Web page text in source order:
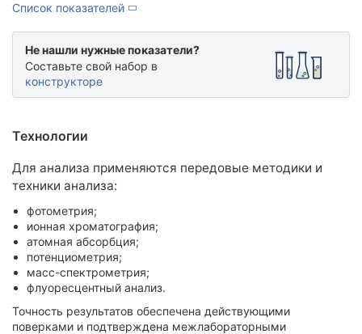
Вакансии
Партнёрство
Список показателей
Не нашли нужные показатели?
Составьте свой набор в
конструкторе
Технологии
Для анализа применяются передовые методики и
техники анализа:
фотометрия;
ионная хроматография;
атомная абсорбция;
потенциометрия;
масс-спектрометрия;
флуоресцентный анализ.
Точность результатов обеспечена действующими
поверками и подтверждена межлабораторными